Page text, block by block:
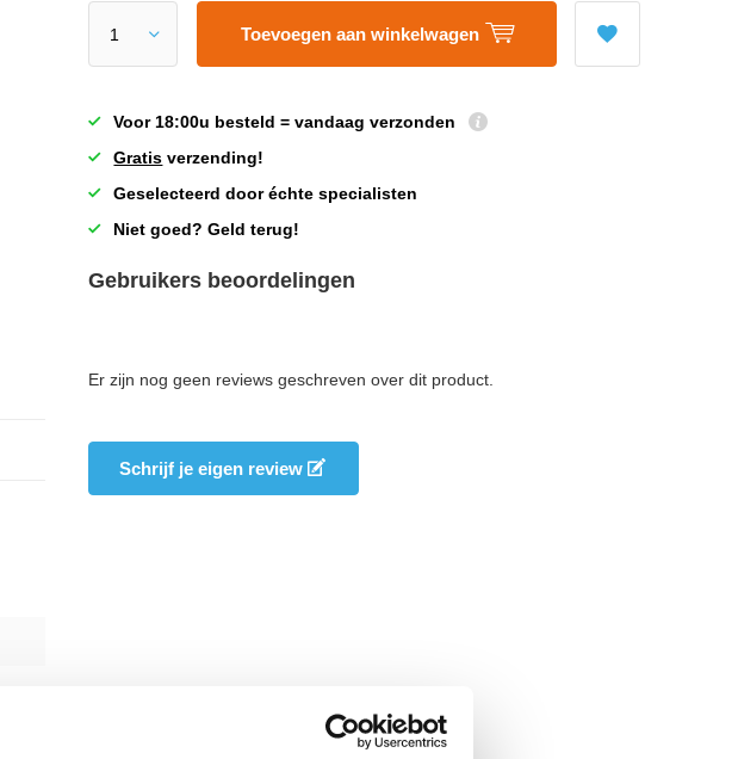
Toevoegen aan winkelwagen
Voor 18:00u besteld = vandaag verzonden
Gratis verzending!
Geselecteerd door échte specialisten
Niet goed? Geld terug!
Gebruikers beoordelingen
Er zijn nog geen reviews geschreven over dit product.
Schrijf je eigen review